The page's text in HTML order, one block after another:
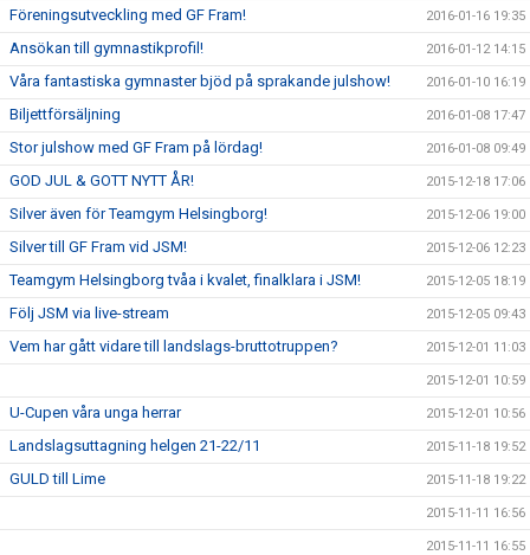
Föreningsutveckling med GF Fram! 2016-01-16 19:35
Ansökan till gymnastikprofil! 2016-01-12 14:15
Våra fantastiska gymnaster bjöd på sprakande julshow! 2016-01-10 16:19
Biljettförsäljning 2016-01-08 17:47
Stor julshow med GF Fram på lördag! 2016-01-08 09:49
GOD JUL & GOTT NYTT ÅR! 2015-12-18 17:06
Silver även för Teamgym Helsingborg! 2015-12-06 19:00
Silver till GF Fram vid JSM! 2015-12-06 12:23
Teamgym Helsingborg tvåa i kvalet, finalklara i JSM! 2015-12-05 18:19
Följ JSM via live-stream 2015-12-05 09:43
Vem har gått vidare till landslags-bruttotruppen? 2015-12-01 11:03
2015-12-01 10:59
U-Cupen våra unga herrar 2015-12-01 10:56
Landslagsuttagning helgen 21-22/11 2015-11-18 19:52
GULD till Lime 2015-11-18 19:22
2015-11-11 16:56
2015-11-11 16:55